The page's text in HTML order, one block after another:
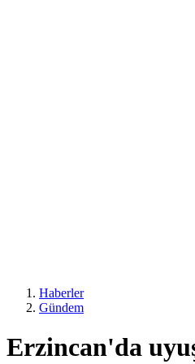
Haberler
Gündem
Erzincan'da